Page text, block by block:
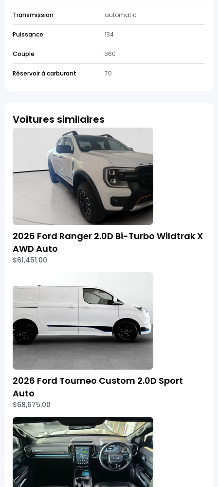
Transmission automatic
Puissance 134
Couple 360
Réservoir à carburant 70
Voitures similaires
2026 Ford Ranger 2.0D Bi-Turbo Wildtrak X
AWD Auto
$61,451.00
2026 Ford Tourneo Custom 2.0D Sport
Auto
$68,675.00